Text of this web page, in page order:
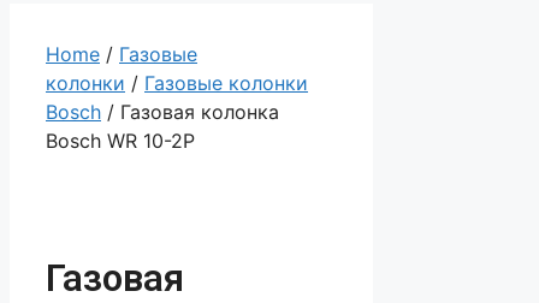
Home / Газовые
колонки / Газовые колонки
Bosch / Газовая колонка
Bosch WR 10-2P
Газовая